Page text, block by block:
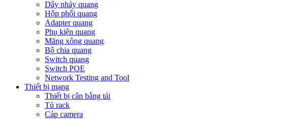
Dây nhảy quang
Hộp phối quang
Adapter quang
Phụ kiện quang
Măng xông quang
Bộ chia quang
Switch quang
Switch POE
Network Testing and Tool
Thiết bị mạng
Thiết bị cân bằng tải
Tủ rack
Cáp camera